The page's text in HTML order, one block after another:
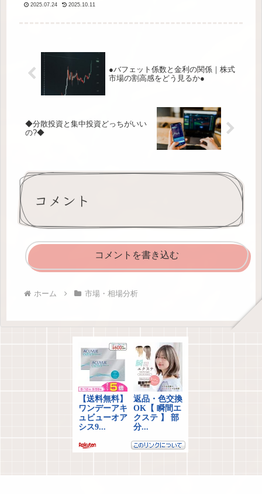
2025.07.24 2025.10.11
●バフェット係数と金利の関係｜株式
市場の割高感をどう見るか●
◆分散投資と集中投資どっちがいい
の?◆
コメント
コメントを書き込む
ホーム 市場・相場分析